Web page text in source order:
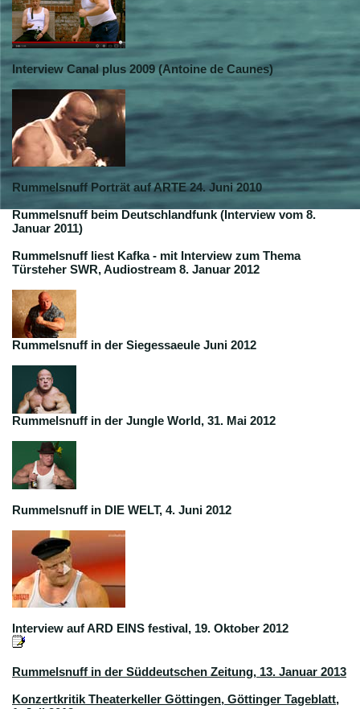
Interview Canal plus 2009 (Antoine de Caunes)
Rummelsnuff Porträt auf ARTE 24. Juni 2010
Rummelsnuff beim Deutschlandfunk (Interview vom 8.
Januar 2011)
Rummelsnuff liest Kafka - mit Interview zum Thema
Türsteher SWR, Audiostream 8. Januar 2012
Rummelsnuff in der Siegessaeule Juni 2012
Rummelsnuff in der Jungle World, 31. Mai 2012
Rummelsnuff in DIE WELT, 4. Juni 2012
Interview auf ARD EINS festival, 19. Oktober 2012
Rummelsnuff in der Süddeutschen Zeitung, 13. Januar 2013
Konzertkritik Theaterkeller Göttingen, Göttinger Tageblatt,